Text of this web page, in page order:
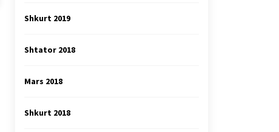
Shkurt 2019
Shtator 2018
Mars 2018
Shkurt 2018